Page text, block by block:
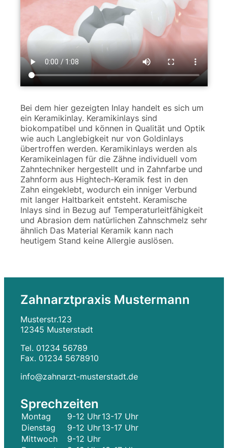
Bei dem hier gezeigten Inlay handelt es sich um
ein Keramikinlay. Keramikinlays sind
biokompatibel und können in Qualität und Optik
wie auch Langlebigkeit nur von Goldinlays
übertroffen werden. Keramikinlays werden als
Keramikeinlagen für die Zähne individuell vom
Zahntechniker hergestellt und in Zahnfarbe und
Zahnform aus Hightech-Keramik fest in den
Zahn eingeklebt, wodurch ein inniger Verbund
mit langer Haltbarkeit entsteht. Keramische
Inlays sind in Bezug auf Temperaturleitfähigkeit
und Abrasion dem natürlichen Zahnschmelz sehr
ähnlich Das Material Keramik kann nach
heutigem Stand keine Allergie auslösen.
Zahnarztpraxis Mustermann
Musterstr.123
12345 Musterstadt
Tel. 01234 56789
Fax. 01234 5678910
info@zahnarzt-musterstadt.de
Sprechzeiten
Montag 9-12 Uhr13-17 Uhr
Dienstag
9-12 Uhr13-17 Uhr
Mittwoch
9-12 Uhr